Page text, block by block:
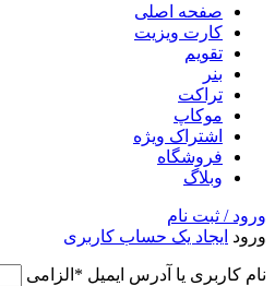
صفحه اصلی
کارت ویزیت
تقویم
بنر
تراکت
موکاپ
اشتراک ویژه
فروشگاه
وبلاگ
ورود / ثبت نام
ورود ایجاد یک حساب کاربری
نام کاربری یا آدرس ایمیل * الزامی